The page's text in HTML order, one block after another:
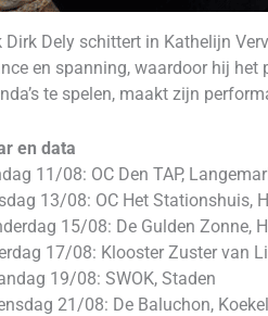
Dirk Dely schittert in Kathelijn
en spanning, waardoor hij het
te spelen, maakt zijn
en data
11/08: OC Den TAP,
13/08: OC Het Stationshuis,
15/08: De Gulden Zonne,
17/08: Klooster Zuster van
19/08: SWOK, Staden
21/08: De Baluchon,